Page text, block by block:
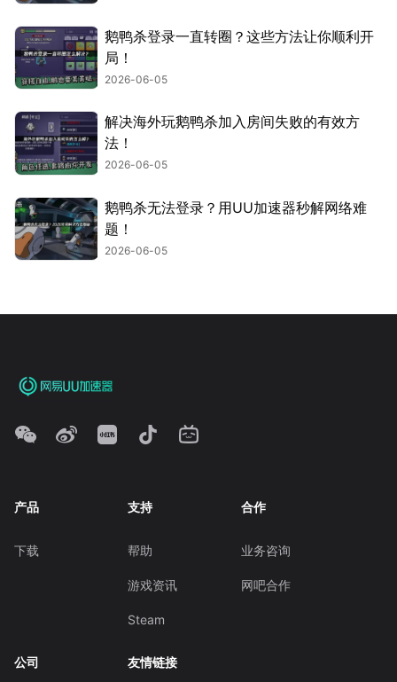
鹅鸭杀登录一直转圈？这些方法让你顺利开
局！
2026-06-05
解决海外玩鹅鸭杀加入房间失败的有效方
法！
2026-06-05
鹅鸭杀无法登录？用UU加速器秒解网络难
题！
2026-06-05
产品
下载
支持
帮助
游戏资讯
Steam
合作
业务咨询
网吧合作
公司 友情链接